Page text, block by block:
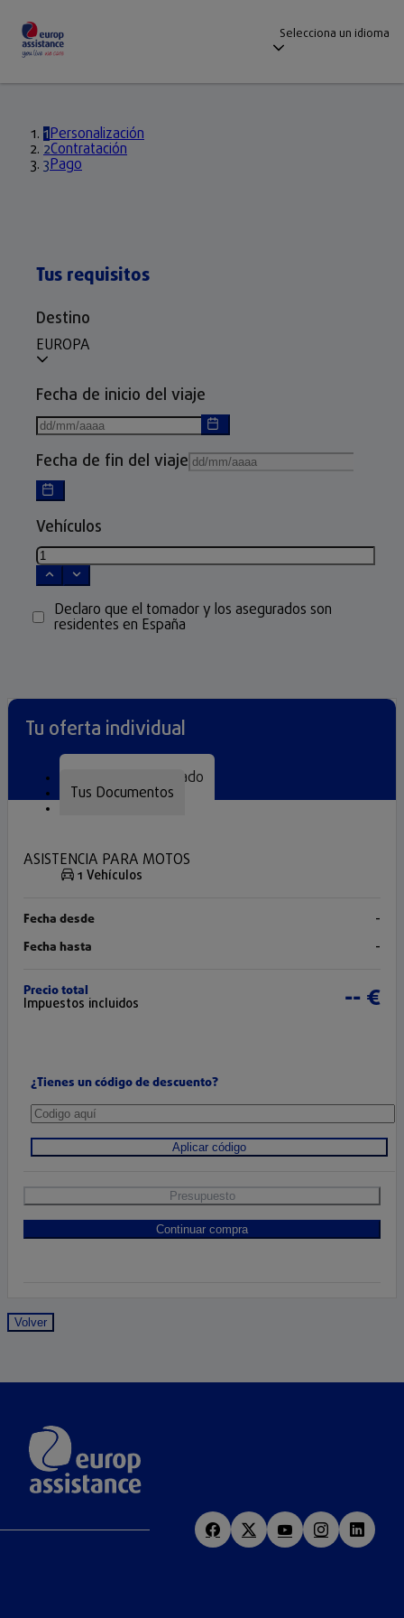
Selecciona un idioma
1 Personalización
2Contratación
3 Pago
Tus requisitos
Destino
EUROPA
Fecha de inicio del viaje
Fecha de fin del viaje
Vehículos
Declaro que el tomador y los asegurados son
residentes en España
Tu oferta individual
Seguro Personalizado
Tus Documentos
ASISTENCIA PARA MOTOS
1 Vehículos
Fecha desde -
Fecha hasta -
Precio total
Impuestos incluidos
-- €
¿Tienes un código de descuento?
Aplicar código
Presupuesto
Continuar compra
Volver